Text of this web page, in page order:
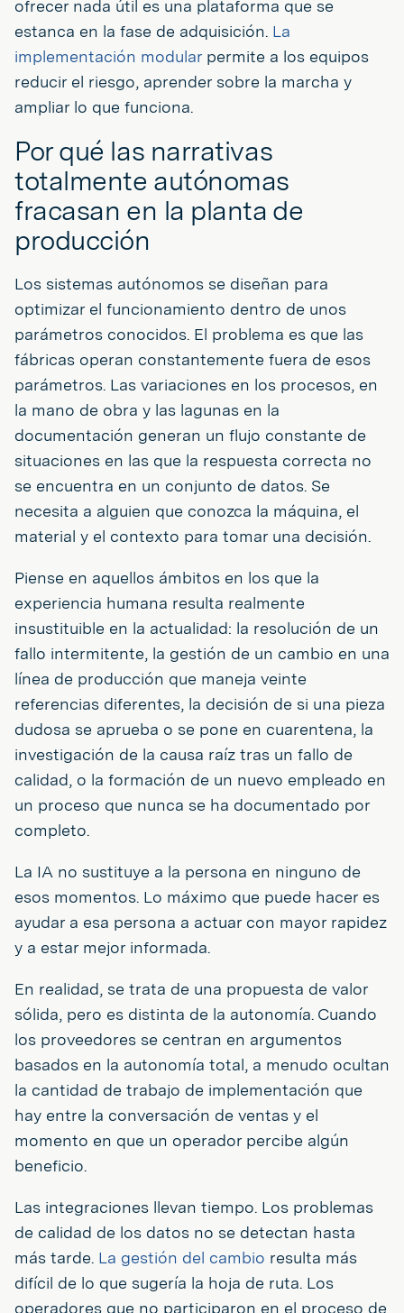
ofrecer nada útil es una plataforma que se
estanca en la fase de adquisición. La
implementación modular permite a los equipos
reducir el riesgo, aprender sobre la marcha y
ampliar lo que funciona.
Por qué las narrativas
totalmente autónomas
fracasan en la planta de
producción
Los sistemas autónomos se diseñan para
optimizar el funcionamiento dentro de unos
parámetros conocidos. El problema es que las
fábricas operan constantemente fuera de esos
parámetros. Las variaciones en los procesos, en
la mano de obra y las lagunas en la
documentación generan un flujo constante de
situaciones en las que la respuesta correcta no
se encuentra en un conjunto de datos. Se
necesita a alguien que conozca la máquina, el
material y el contexto para tomar una decisión.
Piense en aquellos ámbitos en los que la
experiencia humana resulta realmente
insustituible en la actualidad: la resolución de un
fallo intermitente, la gestión de un cambio en una
línea de producción que maneja veinte
referencias diferentes, la decisión de si una pieza
dudosa se aprueba o se pone en cuarentena, la
investigación de la causa raíz tras un fallo de
calidad, o la formación de un nuevo empleado en
un proceso que nunca se ha documentado por
completo.
La IA no sustituye a la persona en ninguno de
esos momentos. Lo máximo que puede hacer es
ayudar a esa persona a actuar con mayor rapidez
y a estar mejor informada.
En realidad, se trata de una propuesta de valor
sólida, pero es distinta de la autonomía. Cuando
los proveedores se centran en argumentos
basados en la autonomía total, a menudo ocultan
la cantidad de trabajo de implementación que
hay entre la conversación de ventas y el
momento en que un operador percibe algún
beneficio.
Las integraciones llevan tiempo. Los problemas
de calidad de los datos no se detectan hasta
más tarde. La gestión del cambio resulta más
difícil de lo que sugería la hoja de ruta. Los
operadores que no participaron en el proceso de